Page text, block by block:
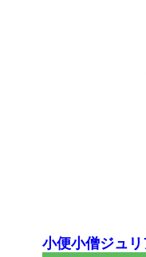
小便小僧ジュリ